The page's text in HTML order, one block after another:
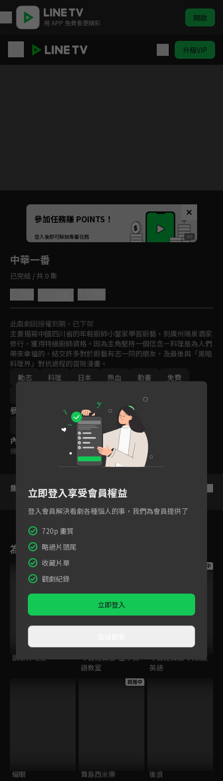
用 APP 免費看更精彩 開啟
升級VIP
Unmute
如有不便請見諒
參加任務賺 POINTS！
登入後即可解鎖專屬任務
中華一番
已完結 / 共 0 集
此戲劇因授權到期，已下架
主要描寫中國四川省的年輕廚師小當家學習廚藝，到廣州陽泉酒家
修行，獲得特級廚師資格。因為主角堅持一個信念－料理是為人們
帶來幸福的，結交許多對於廚藝有志一同的朋友，及最後與「黑暗
料理界」對抗過程的冒險漫畫。
勵志
料理 日本 熱血 動畫
免費
參與演員
內容標籤
保護級
集數列表
為您推薦
跟播中
請世界吃桌
今日免費版-空中英
語教室
跟播中
今日免費版-大家說
英語
耀眼
跟播中
寶島西米樂 後浪
立即登入享受會員權益
登入會員解決看劇各種惱人的事，我們為會員提供了
720p 畫質
略過片頭尾
收藏片單
觀劇紀錄
立即登入